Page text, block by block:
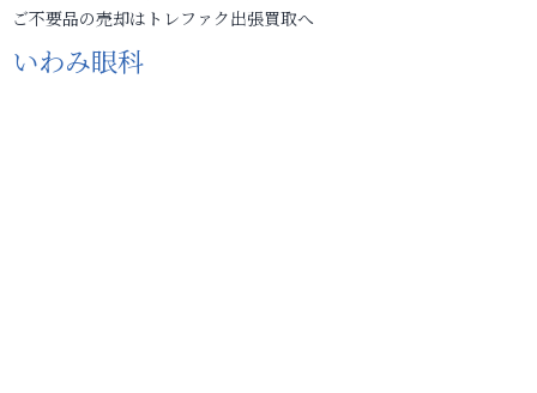
ご不要品の売却はトレファク出張買取へ
いわみ眼科